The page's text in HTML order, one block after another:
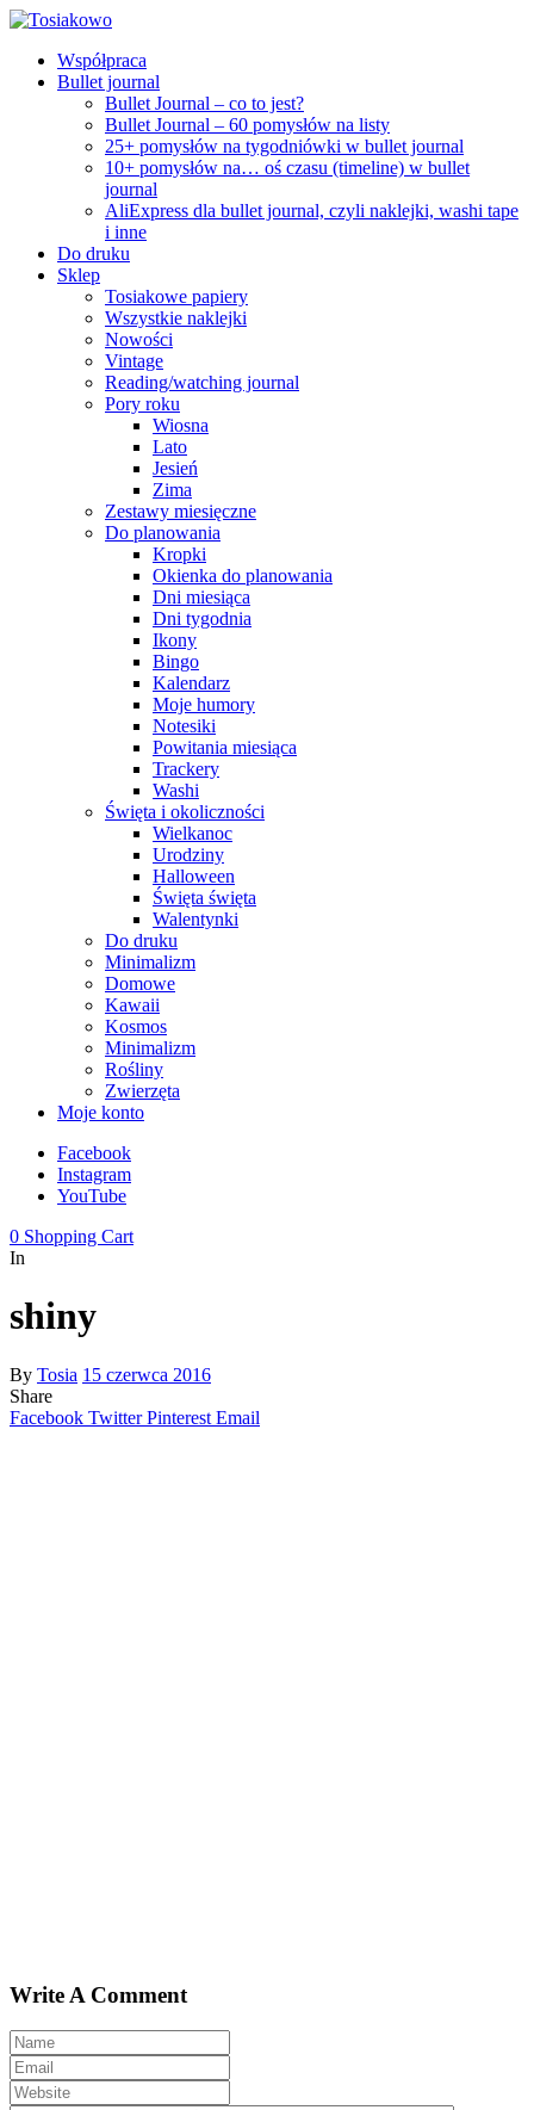
Współpraca
Bullet journal
Bullet Journal – co to jest?
Bullet Journal – 60 pomysłów na listy
25+ pomysłów na tygodniówki w bullet journal
10+ pomysłów na… oś czasu (timeline) w bullet
journal
AliExpress dla bullet journal, czyli naklejki, washi tape
i inne
Do druku
Sklep
Tosiakowe papiery
Wszystkie naklejki
Nowości
Vintage
Reading/watching journal
Pory roku
Wiosna
Lato
Jesień
Zima
Zestawy miesięczne
Do planowania
Kropki
Okienka do planowania
Dni miesiąca
Dni tygodnia
Ikony
Bingo
Kalendarz
Moje humory
Notesiki
Powitania miesiąca
Trackery
Washi
Święta i okoliczności
Wielkanoc
Urodziny
Halloween
Święta święta
Walentynki
Do druku
Minimalizm
Domowe
Kawaii
Kosmos
Minimalizm
Rośliny
Zwierzęta
Moje konto
Facebook
Instagram
YouTube
0 Shopping Cart
In
shiny
By Tosia 15 czerwca 2016
Share
Facebook Twitter Pinterest Email
Write A Comment